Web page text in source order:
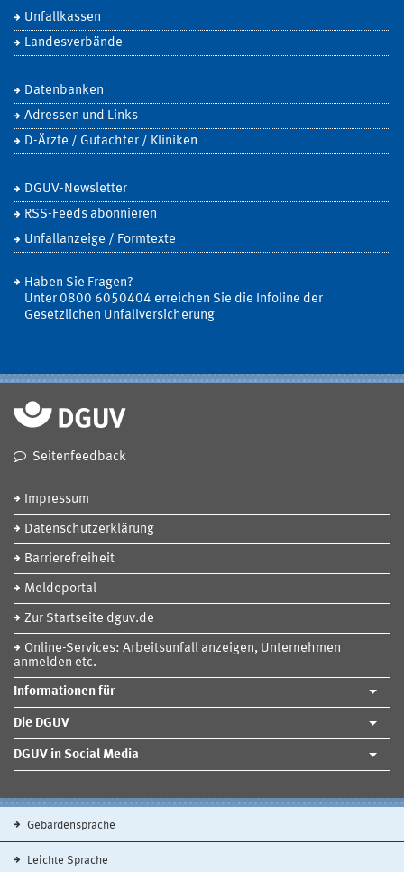
Unfallkassen
Landesverbände
Datenbanken
Adressen und Links
D-Ärzte / Gutachter / Kliniken
DGUV-Newsletter
RSS-Feeds abonnieren
Unfallanzeige / Formtexte
Haben Sie Fragen?
Unter 0800 6050404 erreichen Sie die Infoline der
Gesetzlichen Unfallversicherung
Seitenfeedback
Impressum
Datenschutzerklärung
Barrierefreiheit
Meldeportal
Zur Startseite dguv.de
Online-Services: Arbeitsunfall anzeigen, Unternehmen
anmelden etc.
Informationen für
Die DGUV
DGUV in Social Media
Gebärdensprache
Leichte Sprache